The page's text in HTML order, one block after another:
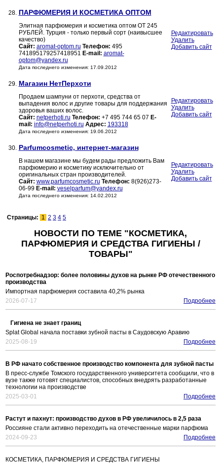
28. ПАРФЮМЕРИЯ И КОСМЕТИКА ОПТОМ
Элитная парфюмерия и косметика оптом ОТ 245
РУБЛЕЙ. Турция - только первый сорт (наивысшее
качество)
Сайт: aromat-optom.ru Телефон: 495
741895179257418951 E-mail: aromat-
optom@yandex.ru
Дата последнего изменения: 17.09.2012
Редактировать
Удалить
Добавить сайт
29. Магазин НетПерхоти
Продаем шампуни от перхоти, средства от
выпадения волос и другие товары для поддержания
здоровья ваших волос.
Сайт: netperhoti.ru Телефон: +7 495 744 65 07 E-
mail: info@netperhoti.ru Адрес: 193318
Дата последнего изменения: 19.06.2012
Редактировать
Удалить
Добавить сайт
30. Parfumcosmetic, интернет-магазин
В нашем магазине мы будем рады предложить Вам
парфюмерию и косметику исключительно от
оригинальных стран производителей.
Сайт: www.parfumcosmetic.ru Телефон: 8(926)273-
06-99 E-mail: veselparfum@yandex.ru
Дата последнего изменения: 14.02.2012
Редактировать
Удалить
Добавить сайт
Страницы: 1 2 3 4 5
НОВОСТИ ПО ТЕМЕ "КОСМЕТИКА,
ПАРФЮМЕРИЯ И СРЕДСТВА ГИГИЕНЫ /
ТОВАРЫ"
Роспотребнадзор: более половины духов на рынке РФ отечественного
производства
Импортная парфюмерия составила 40,2% рынка
2026-07-17
Подробнее
Гигиена не знает границ
Splat Global начала поставки зубной пасты в Саудовскую Аравию
2025-08-19
Подробнее
В РФ начато собственное производство компонента для зубной пасты
В пресс-службе Томского государственного университета сообщили, что в
вузе также готовят специалистов, способных внедрять разработанные
технологии на производстве
2025-03-01
Подробнее
Растут и пахнут: производство духов в РФ увеличилось в 2,5 раза
Россияне стали активно переходить на отечественные марки парфюма
2024-09-23
Подробнее
КОСМЕТИКА, ПАРФЮМЕРИЯ И СРЕДСТВА ГИГИЕНЫ